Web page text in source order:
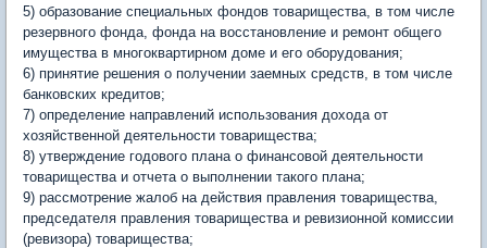
5) образование специальных фондов товарищества, в том числе
резервного фонда, фонда на восстановление и ремонт общего
имущества в многоквартирном доме и его оборудования;
6) принятие решения о получении заемных средств, в том числе
банковских кредитов;
7) определение направлений использования дохода от
хозяйственной деятельности товарищества;
8) утверждение годового плана о финансовой деятельности
товарищества и отчета о выполнении такого плана;
9) рассмотрение жалоб на действия правления товарищества,
председателя правления товарищества и ревизионной комиссии
(ревизора) товарищества;